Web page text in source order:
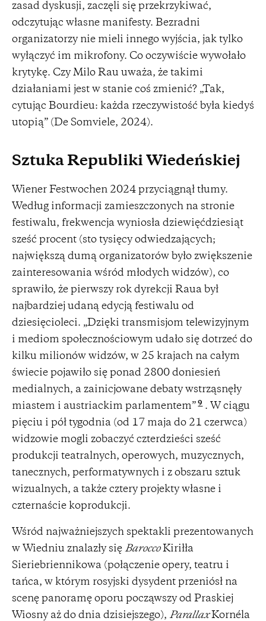
zasad dyskusji, zaczęli się przekrzykiwać,
odczytując własne manifesty. Bezradni
organizatorzy nie mieli innego wyjścia, jak tylko
wyłączyć im mikrofony. Co oczywiście wywołało
krytykę. Czy Milo Rau uważa, że takimi
działaniami jest w stanie coś zmienić? „Tak,
cytując Bourdieu: każda rzeczywistość była kiedyś
utopią” (De Somviele, 2024).
Sztuka Republiki Wiedeńskiej
Wiener Festwochen 2024 przyciągnął tłumy.
Według informacji zamieszczonych na stronie
festiwalu, frekwencja wyniosła dziewięćdziesiąt
sześć procent (sto tysięcy odwiedzających;
największą dumą organizatorów było zwiększenie
zainteresowania wśród młodych widzów), co
sprawiło, że pierwszy rok dyrekcji Raua był
najbardziej udaną edycją festiwalu od
dziesięcioleci. „Dzięki transmisjom telewizyjnym
i mediom społecznościowym udało się dotrzeć do
kilku milionów widzów, w 25 krajach na całym
świecie pojawiło się ponad 2800 doniesień
medialnych, a zainicjowane debaty wstrząsnęły
miastem i austriackim parlamentem” 9 . W ciągu
pięciu i pół tygodnia (od 17 maja do 21 czerwca)
widzowie mogli zobaczyć czterdzieści sześć
produkcji teatralnych, operowych, muzycznych,
tanecznych, performatywnych i z obszaru sztuk
wizualnych, a także cztery projekty własne i
czternaście koprodukcji.
Wśród najważniejszych spektakli prezentowanych
w Wiedniu znalazły się BaroccoKiriłła
Sieriebriennikowa (połączenie opery, teatru i
tańca, w którym rosyjski dysydent przeniósł na
scenę panoramę oporu począwszy od Praskiej
Wiosny aż do dnia dzisiejszego), ParallaxKornéla